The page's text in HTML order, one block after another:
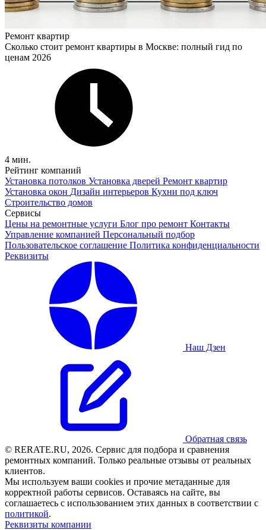
Ремонт квартир
Сколько стоит ремонт квартиры в Москве: полный гид по
ценам 2026
4 мин.
Рейтинг компаний
Установка потолков Установка дверей Ремонт квартир
Установка окон Дизайн интерьеров Кухни под ключ
Строительство домов
Сервисы
Цены на ремонтные услуги Блог про ремонт Контакты
Управление компанией Персональный подбор
Пользовательское соглашение Политика конфиденциальности
Реквизиты
Наш Дзен
Обратная связь
© RERATE.RU, 2026. Сервис для подбора и сравнения
ремонтных компаний. Только реальные отзывы от реальных
клиентов.
Мы используем ваши cookies и прочие метаданные для
корректной работы сервисов. Оставаясь на сайте, вы
соглашаетесь с использованием этих данных в соответствии с
политикой.
Реквизиты компании